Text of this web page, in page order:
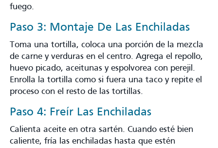
fuego.
Paso 3: Montaje De Las Enchiladas
Toma una tortilla, coloca una porción de la mezcla
de carne y verduras en el centro. Agrega el repollo,
huevo picado, aceitunas y espolvorea con perejil.
Enrolla la tortilla como si fuera una taco y repite el
proceso con el resto de las tortillas.
Paso 4: Freír Las Enchiladas
Calienta aceite en otra sartén. Cuando esté bien
caliente, fría las enchiladas hasta que estén